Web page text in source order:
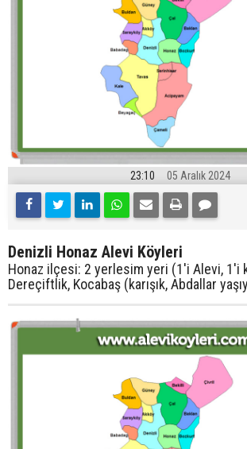
23:10 05 Aralık 2024
Denizli Honaz Alevi Köyleri
Honaz ilçesi: 2 yerlesim yeri (1'i Alevi, 1'i
Dereçiftlik, Kocabaş (karışık, Abdallar